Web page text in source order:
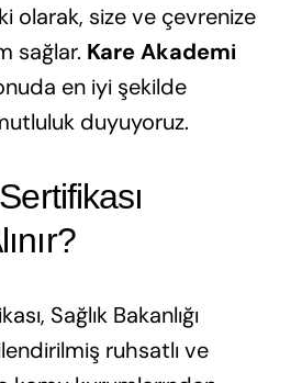
olarak, size ve çevrenize
sağlar. Kare Akademi
en iyi şekilde
duyuyoruz.
Sağlık Bakanlığı
ruhsatlı ve